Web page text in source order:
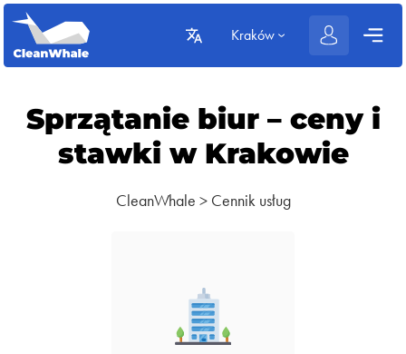
Kraków
Sprzątanie biur – ceny i
stawki w Krakowie
CleanWhale > Cennik usług